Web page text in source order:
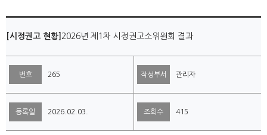
[시정권고 현황] 2026년 제1차 시정권고소위원회 결과
번호 265 작성부서 관리자
등록일 2026.02.03. 조회수 415